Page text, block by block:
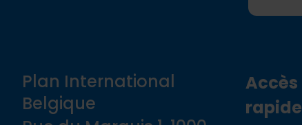
Plan International
Belgique
Accès
rapide